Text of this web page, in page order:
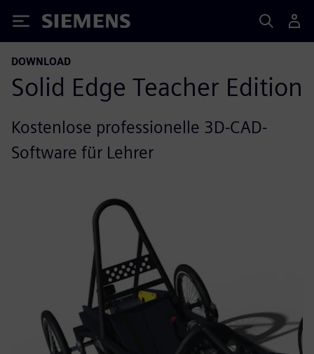
Siemens
DOWNLOAD
Solid Edge Teacher Edition
Kostenlose professionelle 3D-CAD-
Software für Lehrer